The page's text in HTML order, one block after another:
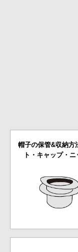
帽子の保管&収納方
ト・キャップ・ニ